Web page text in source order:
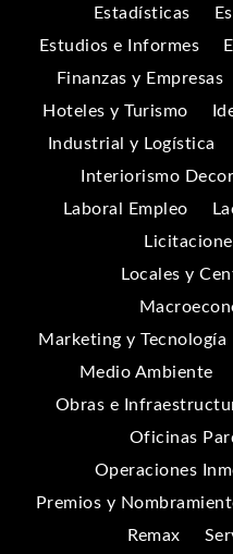
Estadísticas
Estudios e Informes
Finanzas y Empresas
Hoteles y Turismo
Industrial y Logística
Interiorismo
Laboral Empleo
Locales y
Marketing y Tecnología
Medio Ambiente
Obras e
Oficinas
Operaciones
Premios y
Remax